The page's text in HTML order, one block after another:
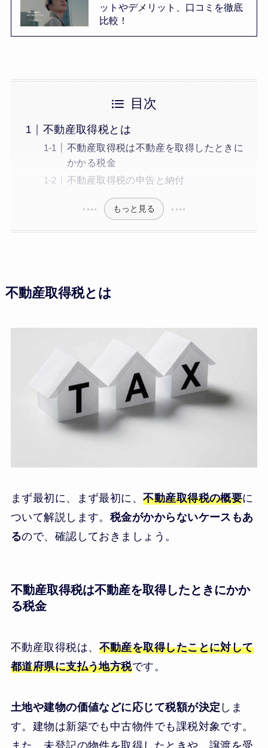
ットやデメリット、口コミを徹底
比較！
目次
不動産取得税とは
不動産取得税は不動産を取得したときに
かかる税金
不動産取得税の申告と納付
もっと見る
不動産取得税とは
まず最初に、まず最初に、不動産取得税の概要に
ついて解説します。 税金がかからないケースもあ
るので、確認しておきましょう。
不動産取得税は不動産を取得したときにかか
る税金
不動産取得税は、 不動産を取得したことに対して
都道府県に支払う地方税です。
土地や建物の価値などに応じて税額が決定 しま
す。建物は新築でも中古物件でも課税対象です。
また、未登記の物件を取得したときや、譲渡を受